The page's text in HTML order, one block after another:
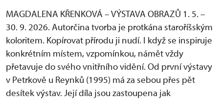
MAGDALENA KŘENKOVÁ – VÝSTAVA OBRAZŮ 1. 5. –
30. 9. 2026. Autorčina tvorba je protkána staroříšským
koloritem. Kopírovat přírodu ji nudí. I když se inspiruje
konkrétním místem, vzpomínkou, námět vždy
přetavuje do svého vnitřního vidění. Od první výstavy
v Petrkově u Reynků (1995) má za sebou přes pět
desítek výstav. Její díla jsou zastoupena jak